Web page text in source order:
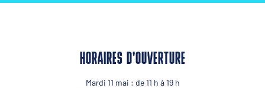
HORAIRES D'OUVERTURE
Mardi 11 mai : de 11 h à 19 h